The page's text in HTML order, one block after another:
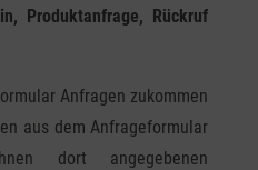
Produktanfrage, Rückruf
Anfragen zukommen
aus dem Anfrageformular
dort angegebenen